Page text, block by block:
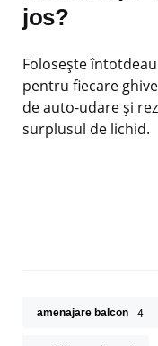
jos?
Folosește
pentru fiecare
de auto-udare și
surplusul de lichid.
amenajare balcon 4